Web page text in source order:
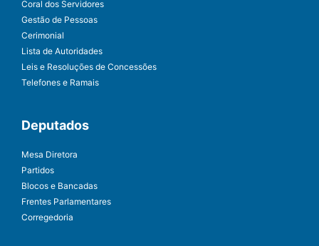
Coral dos Servidores
Gestão de Pessoas
Cerimonial
Lista de Autoridades
Leis e Resoluções de Concessões
Telefones e Ramais
Deputados
Mesa Diretora
Partidos
Blocos e Bancadas
Frentes Parlamentares
Corregedoria